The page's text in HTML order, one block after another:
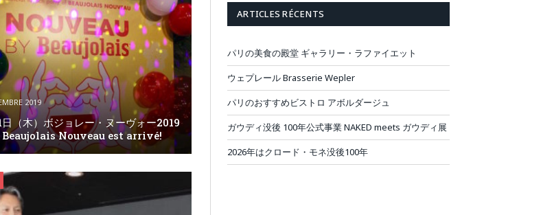
2019
日（木）ボジョレー・ヌーヴォー2019
Beaujolais Nouveau est arrivé!
ARTICLES RÉCENTS
パリの美食の殿堂 ギャラリー・ラファイエット
ウェプレール Brasserie Wepler
パリのおすすめビストロ アボルダージュ
ガウディ没後 100年公式事業 NAKED meets ガウディ展
2026年はクロード・モネ没後100年